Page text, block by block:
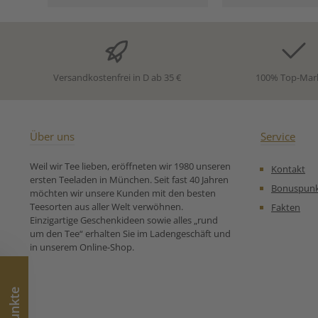
Eleganz, Tiefe und Herkunft
– aus den Höhenlagen der
Kandy-Region.
Zutaten:Schwarzer Tee aus
und Fülle
angenehm und
stimmig im
Zutaten:
geschrieben
Paochung) 🍃
aus der
bezeichnet
Versandkostenfrei in D ab 35 € 100% Top-
Über uns
Weil wir Tee lieben, eröffneten wir 1980 unseren
ersten Teeladen in München. Seit fast 40 Jahren
möchten wir unsere Kunden mit den besten
Teesorten aus aller Welt verwöhnen.
Einzigartige Geschenkideen sowie alles „rund
um den Tee“ erhalten Sie im Ladengeschäft und
in unserem Online-Shop.
Service
Kontakt
Fakten